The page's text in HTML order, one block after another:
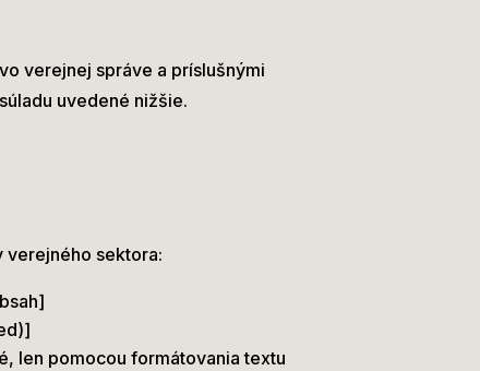
verejnej správe a príslušnými
uvedené nižšie.
verejného sektora:
len pomocou formátovania textu